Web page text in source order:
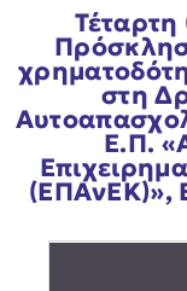
στη
Ε.Π.
(ΕΠΑνΕΚ)»,